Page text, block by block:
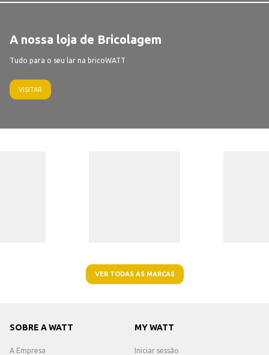
A nossa loja de Bricolagem
Tudo para o seu lar na bricoWATT
VISITAR
VER TODAS AS MARCAS
SOBRE A WATT
A Empresa
MY WATT
Iniciar sessão